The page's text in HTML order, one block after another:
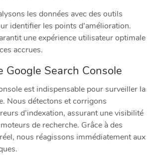
les données avec des outils
identifier les points d’amélioration.
une expérience utilisateur optimale
accrues.
Google Search Console
est indispensable pour surveiller la
Nous détectons et corrigons
d’indexation, assurant une visibilité
de recherche. Grâce à des
nous réagissons immédiatement aux